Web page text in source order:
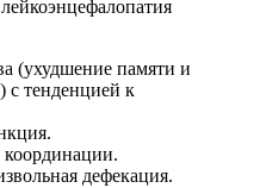
(ухудшение памяти и
с тенденцией к
дефекация.